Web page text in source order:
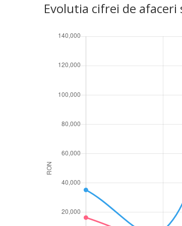
Evolutia cifrei de afaceri